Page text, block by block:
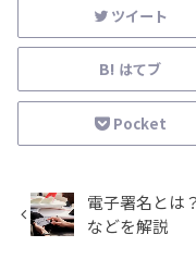
ツイート
はてブ
Pocket
電子署名とは
などを解説